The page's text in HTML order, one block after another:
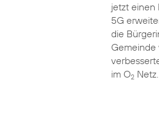
jetzt einen
5G
die
im O2Netz.